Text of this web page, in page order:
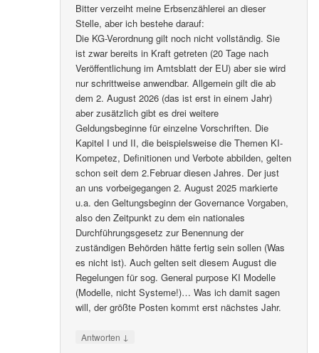
Bitter verzeiht meine Erbsenzählerei an dieser
Stelle, aber ich bestehe darauf:
Die KG-Verordnung gilt noch nicht vollständig. Sie
ist zwar bereits in Kraft getreten (20 Tage nach
Veröffentlichung im Amtsblatt der EU) aber sie wird
nur schrittweise anwendbar. Allgemein gilt die ab
dem 2. August 2026 (das ist erst in einem Jahr)
aber zusätzlich gibt es drei weitere
Geldungsbeginne für einzelne Vorschriften. Die
Kapitel I und II, die beispielsweise die Themen KI-
Kompetez, Definitionen und Verbote abbilden, gelten
schon seit dem 2.Februar diesen Jahres. Der just
an uns vorbeigegangen 2. August 2025 markierte
u.a. den Geltungsbeginn der Governance Vorgaben,
also den Zeitpunkt zu dem ein nationales
Durchführungsgesetz zur Benennung der
zuständigen Behörden hätte fertig sein sollen (Was
es nicht ist). Auch gelten seit diesem August die
Regelungen für sog. General purpose KI Modelle
(Modelle, nicht Systeme!)… Was ich damit sagen
will, der größte Posten kommt erst nächstes Jahr.
Antworten ↓